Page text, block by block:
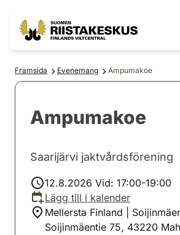
Framsida Evenemang Ampumakoe
Ampumakoe
Saarijärvi jaktvårdsförening
12.8.2026 Vid: 17:00-19:00
Lägg till i kalender
Mellersta Finland |
Soijinmäentie 75, 43220